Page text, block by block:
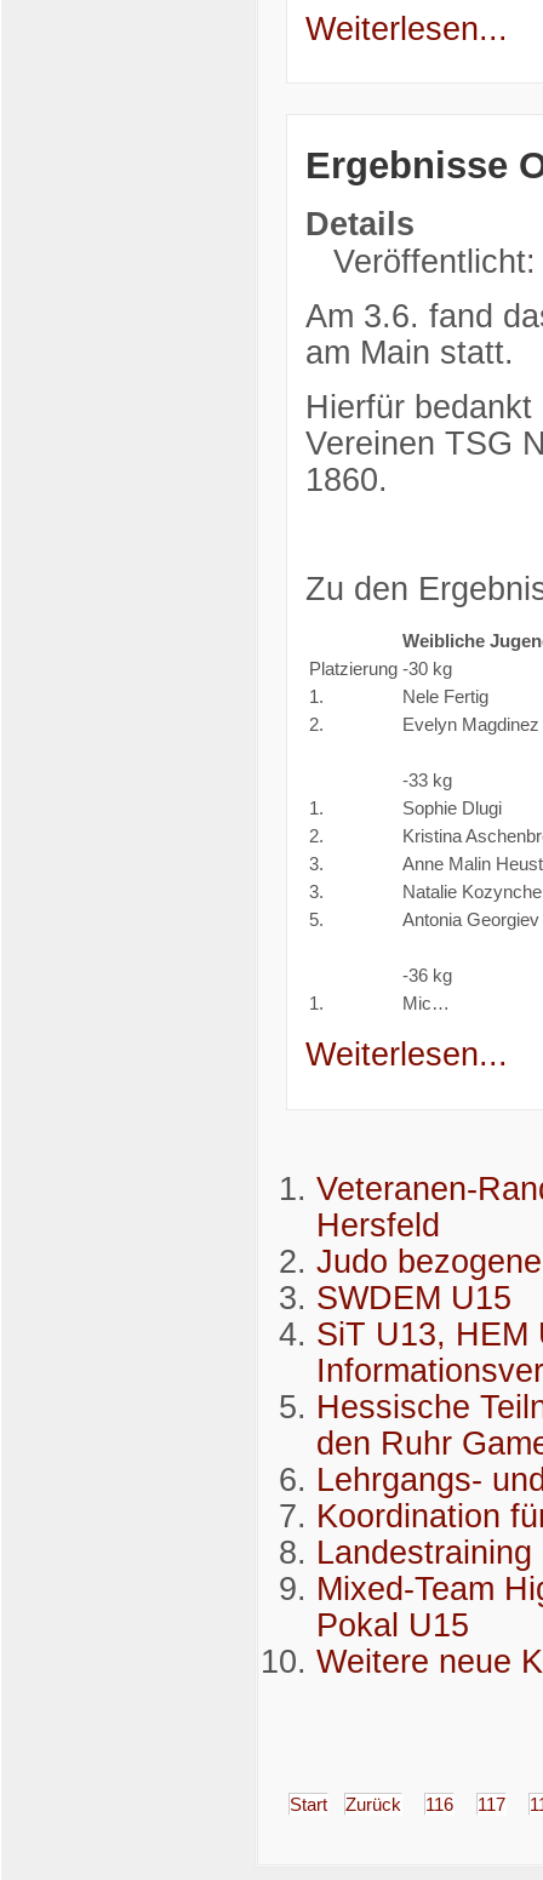
Weiterlesen...
Ergebnisse
Details
Am 3.6. fand
am Main statt.
Hierfür
Vereinen TSG
1860.
Zu den
Weibliche
Platzierung -30 kg
1.
Nele Fertig
2.
Evelyn Magdinez
-33 kg
1.
Sophie Dlugi
2.
Kristina
3.
Anne Malin
3.
Natalie
5.
Antonia Georgiev
-36 kg
1.
Mic…
Weiterlesen...
Veteranen-
Hersfeld
Judo
SWDEM U15
SiT U13, HEM
Hessische
den Ruhr
Lehrgangs-
Koordination
Mixed-Team
Pokal U15
Weitere neue
Start Zurück 116 117